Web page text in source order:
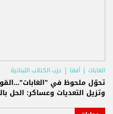
الغابات أفقا حزب الكتائب اللبنانية
تحوّل ملحوظ في
وتزيل التعديات وعساكر: الحل